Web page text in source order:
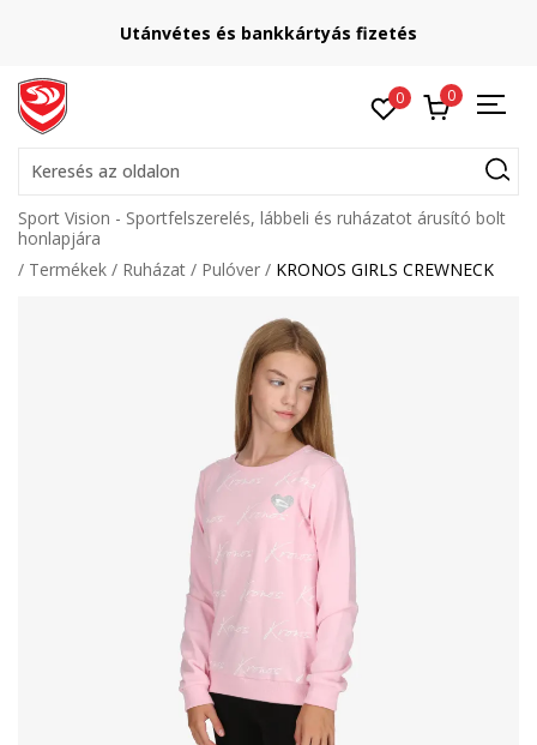
Utánvétes és bankkártyás fizetés
0 0
Keresés az oldalon
Sport Vision - Sportfelszerelés, lábbeli és ruházatot árusító bolt
honlapjára
Termékek
Ruházat Pulóver KRONOS GIRLS CREWNECK